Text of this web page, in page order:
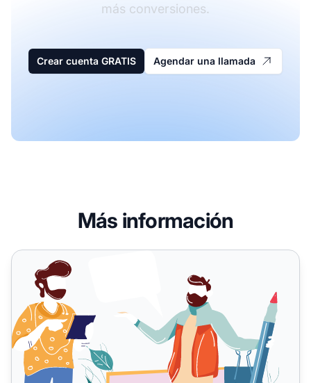
más conversiones.
Crear cuenta GRATIS Agendar una llamada
Más información
Cómo escribir contenido para marketing de afiliados que